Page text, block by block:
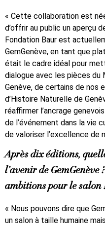
« Cette collaboration est
d’offrir au public un aperçu
Fondation Baur est
GemGenève, en tant que
était le cadre idéal pour
dialogue avec les pièces du
Genève, de certains de nos
d’Histoire Naturelle de
réaffirmer l’ancrage
de l’événement dans la vie
de valoriser l’excellence de
Après dix éditions,
l’avenir de GemGenève
ambitions pour le salon
« Nous pouvons dire que
un salon à taille humaine